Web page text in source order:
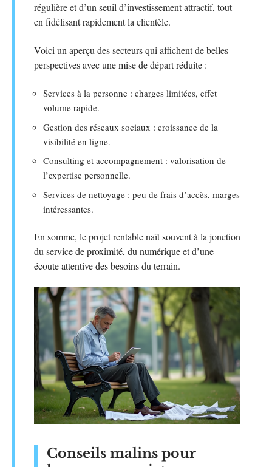
régulière et d’un seuil d’investissement attractif, tout
en fidélisant rapidement la clientèle.
Voici un aperçu des secteurs qui affichent de belles
perspectives avec une mise de départ réduite :
Services à la personne : charges limitées, effet
volume rapide.
Gestion des réseaux sociaux : croissance de la
visibilité en ligne.
Consulting et accompagnement : valorisation de
l’expertise personnelle.
Services de nettoyage : peu de frais d’accès, marges
intéressantes.
En somme, le projet rentable naît souvent à la jonction
du service de proximité, du numérique et d’une
écoute attentive des besoins du terrain.
Conseils malins pour